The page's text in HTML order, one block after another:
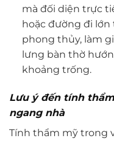
mà đối diện trực
hoặc đường đi lớn
phong thủy, làm
lưng bàn thờ
khoảng trống.
Lưu ý đến tính
ngang nhà
Tính thẩm mỹ trong